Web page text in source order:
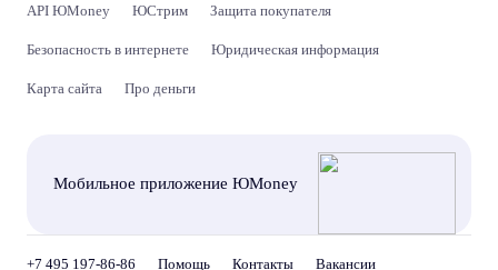
API ЮMoney ЮСтрим Защита покупателя
Безопасность в интернете Юридическая информация
Карта сайта Про деньги
Мобильное приложение ЮMoney
+7 495 197-86-86 Помощь Контакты Вакансии